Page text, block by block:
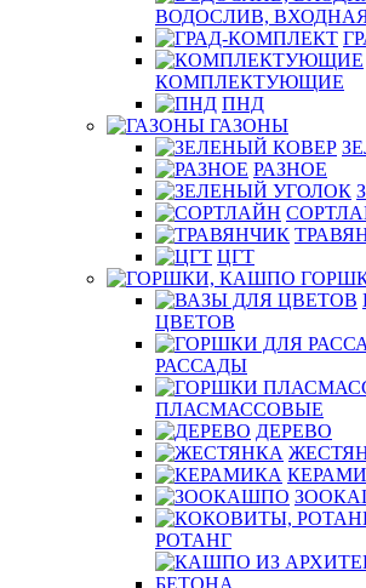
ВОДОСЛИВ,
КОМПЛЕКТУЮЩИЕ
ПНД
ГАЗОНЫ
РАЗНОЕ
ЦГТ
ЦВЕТОВ
РАССАДЫ
ПЛАСМАССОВЫЕ
ДЕРЕВО
РОТАНГ